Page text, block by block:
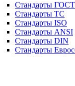
Стандарты ГОСТ
Стандарты ТС
Стандарты ISO
Стандарты ANSI
Стандарты DIN
Стандарты